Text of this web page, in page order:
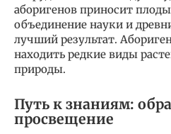
аборигенов приносит
объединение науки и
лучший результат.
находить редкие виды
природы.
Путь к знаниям:
просвещение